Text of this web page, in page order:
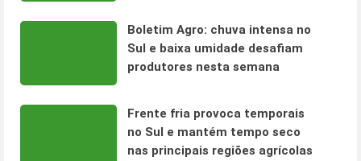
Boletim Agro: chuva intensa no
Sul e baixa umidade desafiam
produtores nesta semana
Frente fria provoca temporais
no Sul e mantém tempo seco
nas principais regiões agrícolas